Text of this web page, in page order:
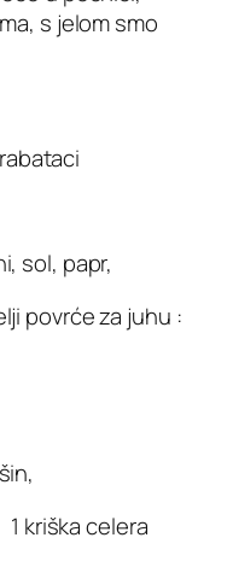
s jelom smo
sol, papr,
povrće za juhu :
1 kriška celera